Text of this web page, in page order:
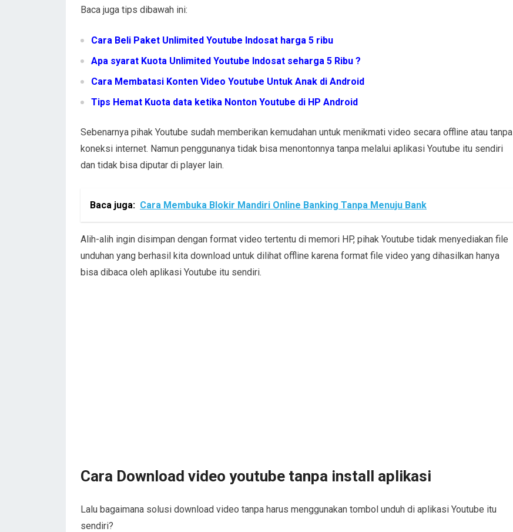
Baca juga tips dibawah ini:
Cara Beli Paket Unlimited Youtube Indosat harga 5 ribu
Apa syarat Kuota Unlimited Youtube Indosat seharga 5 Ribu ?
Cara Membatasi Konten Video Youtube Untuk Anak di Android
Tips Hemat Kuota data ketika Nonton Youtube di HP Android
Sebenarnya pihak Youtube sudah memberikan kemudahan untuk menikmati video secara offline atau tanpa
koneksi internet. Namun penggunanya tidak bisa menontonnya tanpa melalui aplikasi Youtube itu sendiri
dan tidak bisa diputar di player lain.
Baca juga: Cara Membuka Blokir Mandiri Online Banking Tanpa Menuju Bank
Alih-alih ingin disimpan dengan format video tertentu di memori HP, pihak Youtube tidak menyediakan file
unduhan yang berhasil kita download untuk dilihat offline karena format file video yang dihasilkan hanya
bisa dibaca oleh aplikasi Youtube itu sendiri.
Cara Download video youtube tanpa install aplikasi
Lalu bagaimana solusi download video tanpa harus menggunakan tombol unduh di aplikasi Youtube itu
sendiri?